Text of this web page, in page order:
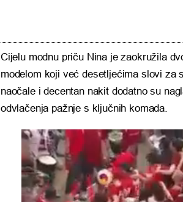
Cijelu modnu priču Nina je zaokružila
modelom koji već desetljećima slovi za
naočale i decentan nakit dodatno su
odvlačenja pažnje s ključnih komada.